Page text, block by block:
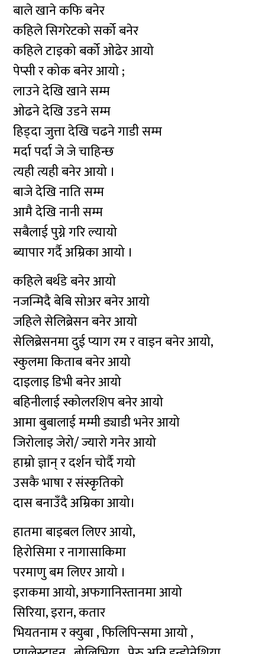
बाले खाने कफि बनेर
कहिले सिगरेटको सर्को बनेर
कहिले टाइको बर्को ओढेर आयो
पेप्सी र कोक बनेर आयो ;
लाउने देखि खाने सम्म
ओढने देखि उडने सम्म
हिड्दा जुत्ता देखि चढने गाडी सम्म
मर्दा पर्दा जे जे चाहिन्छ
त्यही त्यही बनेर आयो ।
बाजे देखि नाति सम्म
आमै देखि नानी सम्म
सबैलाई पुग्ने गरि ल्यायो
ब्यापार गर्दै अम्रिका आयो ।
कहिले बर्थडे बनेर आयो
नजन्मिदै बेबि सोअर बनेर आयो
जहिले सेलिब्रेसन बनेर आयो
सेलिब्रेसनमा दुई प्याग रम र वाइन बनेर आयो,
स्कुलमा किताब बनेर आयो
दाइलाइ डिभी बनेर आयो
बहिनीलाई स्कोलरशिप बनेर आयो
आमा बुबालाई मम्मी ड्याडी भनेर आयो
जिरोलाइ जेरो/ ज्यारो गनेर आयो
हाम्रो ज्ञान् र दर्शन चोर्दै गयो
उसकै भाषा र संस्कृतिको
दास बनाउँदै अम्रिका आयो।
हातमा बाइबल लिएर आयो,
हिरोसिमा र नागासाकिमा
परमाणु बम लिएर आयो ।
इराकमा आयो, अफगानिस्तानमा आयो
सिरिया, इरान, कतार
भियतनाम र क्युबा , फिलिपिन्समा आयो ,